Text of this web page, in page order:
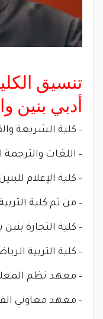
أدبي بنين
– كلية الشريعة
– اللغات والترجمة
– كلية الإعلام
– من ثم كلية
– كلية التجارة بنين
– كلية التربية
– معهد نظم
– معهد معاوني